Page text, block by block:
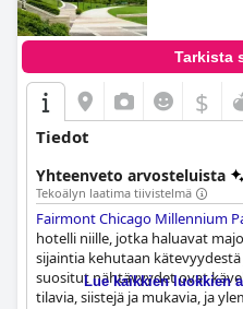
Tarkista
$
Tiedot
Yhteenveto arvosteluista
Tekoälyn laatima tiivistelmä
Fairmont Chicago Millennium
hotelli niille, jotka haluavat
sijaintia kehutaan
suositut nähtävyydet ovat
tilavia, siistejä ja mukavia, ja
Lue kaikkien luokkien